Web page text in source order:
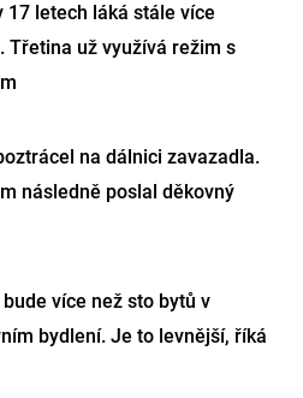
17 letech láká stále více
Třetina už využívá režim s
na dálnici zavazadla.
následně poslal děkovný
více než sto bytů v
bydlení. Je to levnější, říká